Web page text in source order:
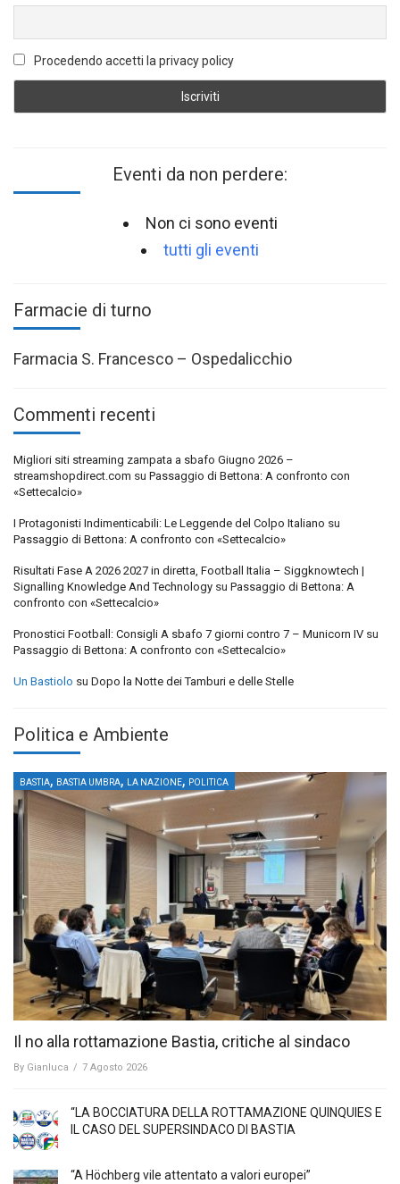
Procedendo accetti la privacy policy
Eventi da non perdere:
Non ci sono eventi
tutti gli eventi
Farmacie di turno
Farmacia S. Francesco – Ospedalicchio
Commenti recenti
Migliori siti streaming zampata a sbafo Giugno 2026 –
streamshopdirect.com su Passaggio di Bettona: A confronto con
«Settecalcio»
I Protagonisti Indimenticabili: Le Leggende del Colpo Italiano su
Passaggio di Bettona: A confronto con «Settecalcio»
Risultati Fase A 2026 2027 in diretta, Football Italia – Siggknowtech |
Signalling Knowledge And Technology su Passaggio di Bettona: A
confronto con «Settecalcio»
Pronostici Football: Consigli A sbafo 7 giorni contro 7 – Municorn IV su
Passaggio di Bettona: A confronto con «Settecalcio»
Un Bastiolo su Dopo la Notte dei Tamburi e delle Stelle
Politica e Ambiente
BASTIA, BASTIA UMBRA, LA NAZIONE, POLITICA
Il no alla rottamazione Bastia, critiche al sindaco
By Gianluca / 7 Agosto 2026
“LA BOCCIATURA DELLA ROTTAMAZIONE QUINQUIES E
IL CASO DEL SUPERSINDACO DI BASTIA
“A Höchberg vile attentato a valori europei”